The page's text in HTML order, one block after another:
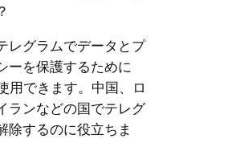
レグラムでデータとプ
ーを保護するために
用できます。中国、ロ
ランなどの国でテレグ
除するのに役立ちま